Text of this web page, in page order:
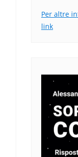
Per altre
link